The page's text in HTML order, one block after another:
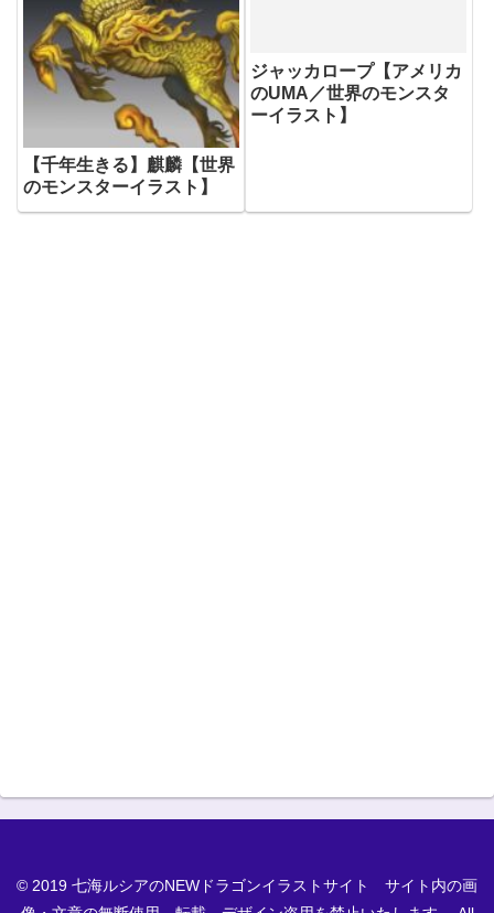
【千年生きる】麒麟【世界
のモンスターイラスト】
ジャッカロープ【アメリカ
のUMA／世界のモンスタ
ーイラスト】
© 2019 七海ルシアのNEWドラゴンイラストサイト サイト内の画